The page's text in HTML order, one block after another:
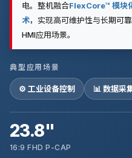
电。整机融合FlexCore™ 模块
术，实现高可维护性与长期可
HMI应用场景。
典型应用场景
⚙️ 工业设备控制 📊 数据采
23.8"
16:9 FHD P-CAP